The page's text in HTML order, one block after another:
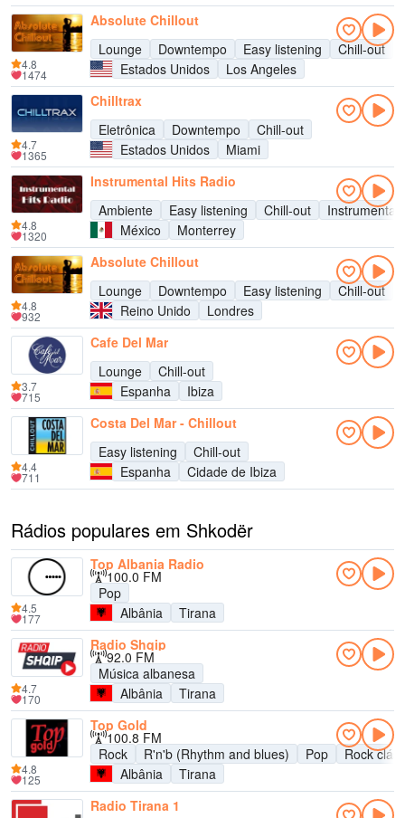
Absolute Chillout
Lounge
Downtempo Easy listening
Chill-out
Estados Unidos
Los Angeles
4.8
1474
Chilltrax
Eletrônica
Downtempo
Chill-out
Estados Unidos
Miami
4.7
1365
Instrumental Hits Radio
Ambiente
Easy listening Chill-out
Instrumental
México
Monterrey
4.8
1320
Absolute Chillout
Lounge
Downtempo Easy listening
Chill-out
Reino Unido
Londres
4.8
932
Cafe Del Mar
Lounge
Chill-out
Espanha
Ibiza
3.7
715
Costa Del Mar - Chillout
Easy listening
Chill-out
Espanha
Cidade de Ibiza
4.4
711
Rádios populares em Shkodër
Top Albania Radio
100.0 FM
Pop
Albânia
Tirana
4.5
177
Radio Shqip
92.0 FM
Música albanesa
Albânia
Tirana
4.7
170
Top Gold
100.8 FM
Rock
R'n'b (Rhythm and blues) Pop
Rock
Albânia
Tirana
4.8
125
Radio Tirana 1